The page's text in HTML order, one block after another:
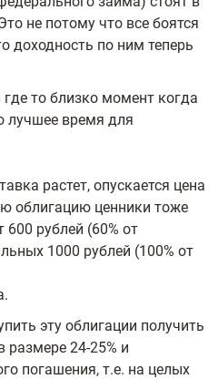
не потому что все боятся
доходность по ним теперь
то близко момент когда
лучшее время для
растет, опускается цена
облигацию ценники тоже
600 рублей (60% от
1000 рублей (100% от
эту облигации получить
24-25% и
погашения, т.е. на целых